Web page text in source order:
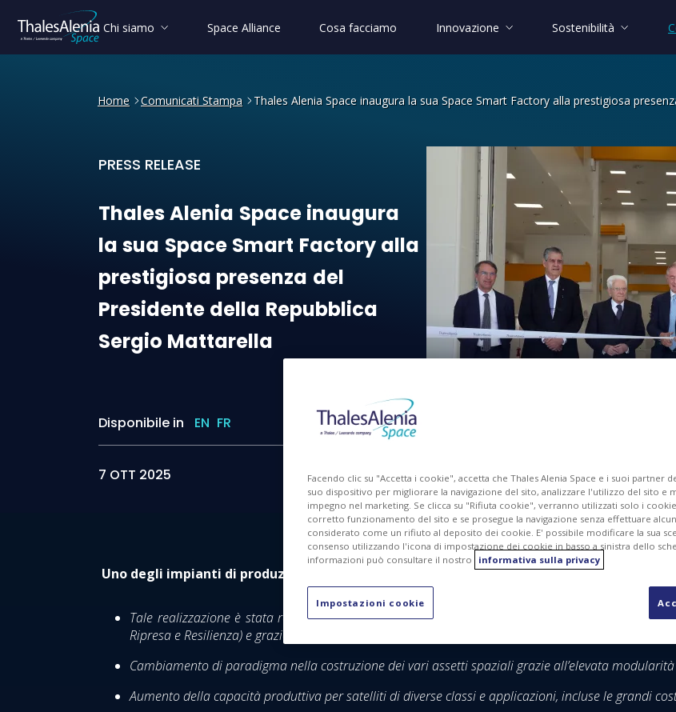
Chi siamo Space Alliance Cosa facciamo Innovazione Sostenibilità
Home Comunicati Stampa Thales Alenia Space inaugura la sua Space Smart Factory alla prestigiosa
PRESS RELEASE
Thales Alenia Space inaugura la sua Space Smart Factory
ThalesAlenia Space inaugura
la sua Space Smart Factory alla
prestigiosa presenza del
Presidente della Repubblica
Sergio Mattarella
Disponibile in EN FR IMG PDF
7 OTT 2025
Uno degli impianti di produzione di ultima generazione, tra i più intelligenti, digitali e
Tale realizzazione è stata resa possibile grazie ai rilevanti finanziamenti dell’Agenzia Spaziale
Ripresa e Resilienza) e grazie agli investimenti significativi da parte di Thales e Leonardo.
Cambiamento di paradigma nella costruzione dei vari assetti spaziali grazie all’elevata
Aumento della capacità produttiva per satelliti di diverse classi e applicazioni, incluse le grandi
Facendo clic su "Accetta i cookie", accetta che Thales Alenia Space e i suoi partner
suo dispositivo per migliorare la navigazione del sito, analizzare l'utilizzo del sito e
impegno nel marketing. Se clicca su "Rifiuta cookie", verranno utilizzati solo i
corretto funzionamento del sito e se prosegue la navigazione senza effettuare
considerato come un rifiuto al deposito dei cookie. E' possibile modificare la sua
consenso utilizzando l'icona di impostazione dei cookie in basso a sinistra dello
informazioni può consultare il nostro
informativa sulla privacy
Impostazioni cookie